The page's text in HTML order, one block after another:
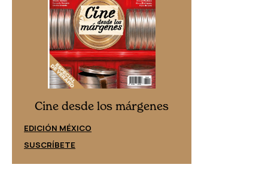
Cine desde los márgenes
EDICIÓN MÉXICO
SUSCRÍBETE